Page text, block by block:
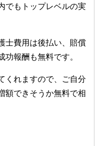
でもトップレベルの実
士費用は後払い、賠償
報酬も無料です。
くれますので、ご自分
額できそうか無料で相